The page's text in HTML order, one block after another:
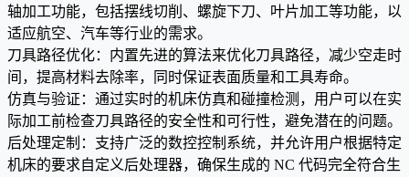
轴加工功能，包括摆线切削、螺旋下刀、叶片加工等功能，以
适应航空、汽车等行业的需求。
刀具路径优化：内置先进的算法来优化刀具路径，减少空走时
间，提高材料去除率，同时保证表面质量和工具寿命。
仿真与验证：通过实时的机床仿真和碰撞检测，用户可以在实
际加工前检查刀具路径的安全性和可行性，避免潜在的问题。
后处理定制：支持广泛的数控控制系统，并允许用户根据特定
机床的要求自定义后处理器，确保生成的 NC 代码完全符合生